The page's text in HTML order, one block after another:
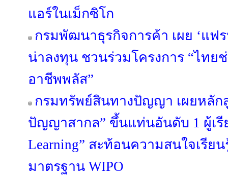
แอร์ในเม็กซิโก
กรมพัฒนาธุรกิจการค้า เผย ‘แฟ
น่าลงทุน ชวนร่วมโครงการ “ไทย
อาชีพพลัส”
กรมทรัพย์สินทางปัญญา เผยหลัก
ปัญญาสากล” ขึ้นแท่นอันดับ 1 ผู้เรี
Learning” สะท้อนความสนใจเรีย
มาตรฐาน WIPO